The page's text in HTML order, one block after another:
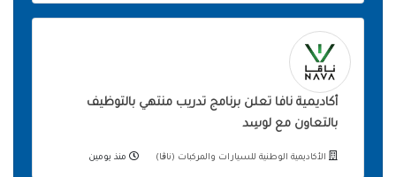
أكاديمية نافا تعلن برنامج تدريب منتهي بالتوظيف
بالتعاون مع لوسِد
الأكاديمية الوطنية للسيارات والمركبات (ناڨا) منذ يومين